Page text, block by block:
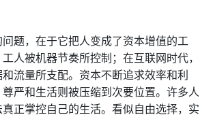
题，在于它把人变成了资本增值的工
人被机器节奏所控制；在互联网时代，
流量所支配。资本不断追求效率和利
严和生活则被压缩到次要位置。许多人
正掌控自己的生活。看似自由选择，实